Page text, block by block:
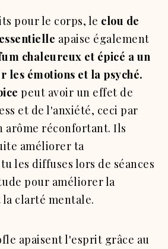
pour le corps, le clou de
apaise également
chaleureux et épicé a un
les émotions et la psyché.
peut avoir un effet de
et de l'anxiété, ceci par
arôme réconfortant. Ils
améliorer ta
les diffuses lors de séances
pour améliorer la
clarté mentale.
apaisent l'esprit grâce au